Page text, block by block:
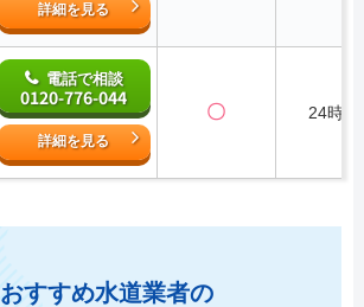
詳細を見る
電話で相談
0120-776-044
詳細を見る
〇 24時間
おすすめ水道業者の